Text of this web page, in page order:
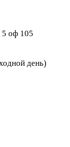
5 оф 105
день)